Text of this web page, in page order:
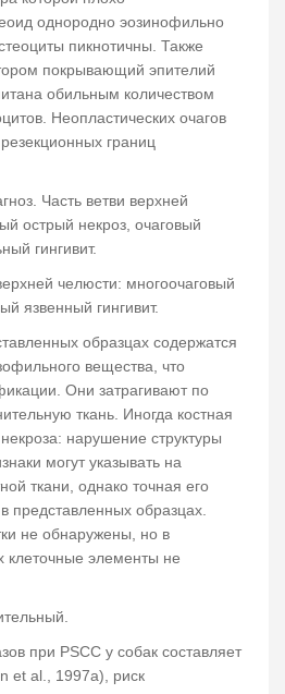
однородно эозинофильно
пикнотичны. Также
покрывающий эпителий
обильным количеством
Неопластических очагов
границ
Часть ветви верхней
острый некроз, очаговый
гингивит.
челюсти: многоочаговый
язвенный гингивит.
образцах содержатся
вещества, что
Они затрагивают по
ткань. Иногда костная
нарушение структуры
могут указывать на
ткани, однако точная его
представленных образцах.
не обнаружены, но в
клеточные элементы не
при PSCC у собак составляет
et al., 1997a), риск